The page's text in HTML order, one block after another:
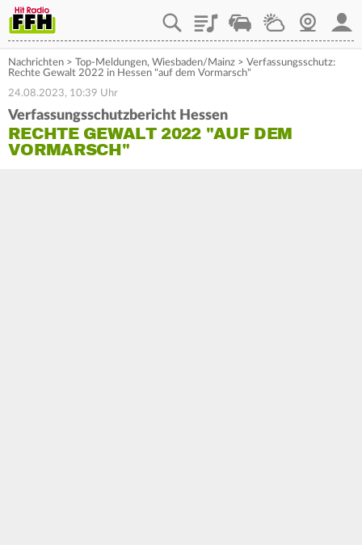
PlaylistStaupilotWetterWebcam
Nachrichten > Top-Meldungen, Wiesbaden/Mainz > Verfassungsschutz:
Rechte Gewalt 2022 in Hessen "auf dem Vormarsch"
24.08.2023, 10:39 Uhr
Verfassungsschutzbericht Hessen
RECHTE GEWALT 2022 "AUF DEM
VORMARSCH"